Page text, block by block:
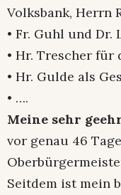
Volksbank, Herrn
• Fr. Guhl und
• Hr. Trescher für
• Hr. Gulde als
• ….
Meine sehr
vor genau 46
Seitdem ist mein